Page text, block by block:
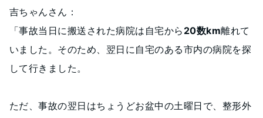
吉ちゃんさん：
「事故当日に搬送された病院は自宅から 20数km離れて
いました。そのため、翌日に自宅のある市内の病院を探
して行きました。
ただ、事故の翌日はちょうどお盆中の土曜日で、整形外